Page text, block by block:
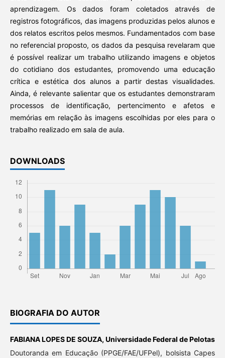
aprendizagem. Os dados foram coletados através de
registros fotográficos, das imagens produzidas pelos alunos e
dos relatos escritos pelos mesmos. Fundamentados com base
no referencial proposto, os dados da pesquisa revelaram que
é possível realizar um trabalho utilizando imagens e objetos
do cotidiano dos estudantes, promovendo uma educação
crítica e estética dos alunos a partir destas visualidades.
Ainda, é relevante salientar que os estudantes demonstraram
processos de identificação, pertencimento e afetos e
memórias em relação às imagens escolhidas por eles para o
trabalho realizado em sala de aula.
DOWNLOADS
BIOGRAFIA DO AUTOR
FABIANA LOPES DE SOUZA, Universidade Federal de Pelotas
Doutoranda em Educação (PPGE/FAE/UFPel), bolsista Capes